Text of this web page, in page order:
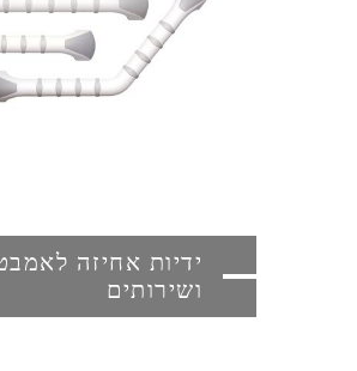
ידיות אחיזה
ושירותים